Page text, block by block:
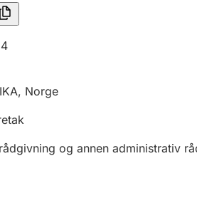
, Norge
og annen administrativ